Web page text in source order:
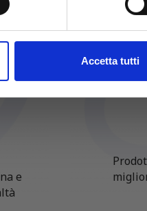
nella
sezione dettagli .
dei social media e per
Accetta tutti
e